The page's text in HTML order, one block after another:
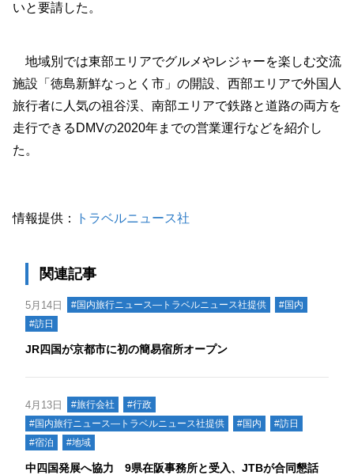
いと要請した。
地域別では東部エリアでグルメやレジャーを楽しむ交流
施設「徳島新鮮なっとく市」の開設、西部エリアで外国人
旅行者に人気の祖谷渓、南部エリアで鉄路と道路の両方を
走行できるDMVの2020年までの営業運行などを紹介し
た。
情報提供： トラベルニュース社
関連記事
5月14日 #国内旅行ニュース―トラベルニュース社提供
#国内
#訪日
JR四国が京都市に初の簡易宿所オープン
4月13日 #旅行会社
#行政
#国内旅行ニュース―トラベルニュース社提供
#国内
#訪日
#宿泊
#地域
中四国発展へ協力 9県在阪事務所と受入、JTBが合同懇話